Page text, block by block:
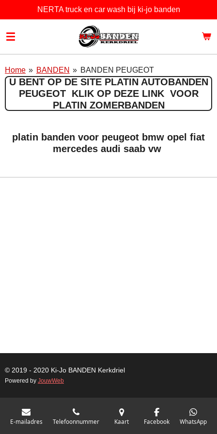
direct
naar
hoofdinhoud
NERTA truck en car wash bij ki-jo banden
Home » BANDEN » BANDEN PEUGEOT
U BENT OP DE SITE PLATIN AUTOBANDEN
PEUGEOT KLIK OP DEZE LINK VOOR
PLATIN ZOMERBANDEN
platin banden voor peugeot bmw opel fiat
mercedes audi saab vw
© 2019 - 2020 Ki-Jo BANDEN Kerkdriel
Powered by JouwWeb
E-mailadres Telefoonnummer Kaart Facebook WhatsApp